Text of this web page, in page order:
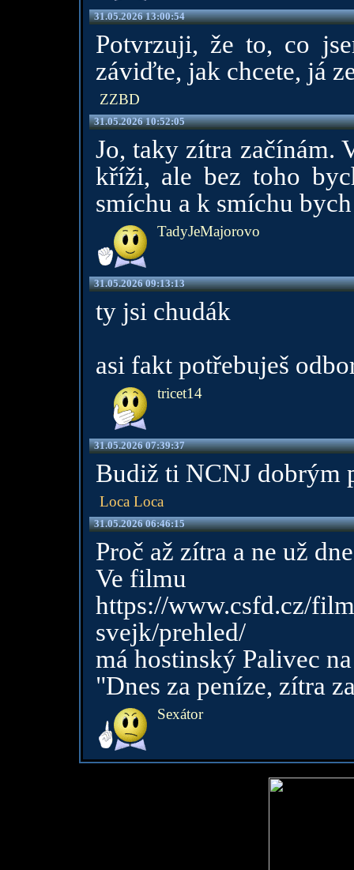
31.05.2026 13:00:54
Potvrzuji, že to, co
záviďte, jak chcete, já
ZZBD
31.05.2026 10:52:05
Jo, taky zítra začínám.
kříži, ale bez toho
smíchu a k smíchu
TadyJeMajorovo
31.05.2026 09:13:13
ty jsi chudák
asi fakt potřebuješ
tricet14
31.05.2026 07:39:37
Budiž ti NCNJ dobrým
Loca Loca
31.05.2026 06:46:15
Proč až zítra a ne už
Ve filmu
https://www.csfd.cz/
svejk/prehled/
má hostinský Palivec
"Dnes za peníze, zítra
Sexátor